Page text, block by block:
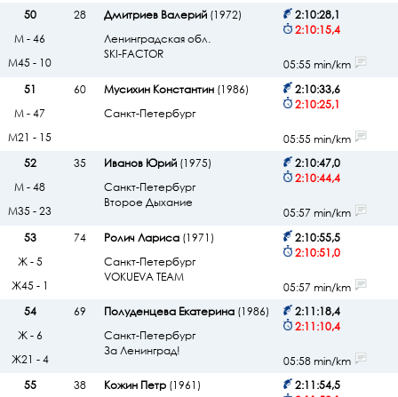
50
28 Дмитриев Валерий(1972)
Ленинградская обл.
SKI-FACTOR
2:10:28,1
2:10:15,4
М - 46
М45 - 10
05:55 min/km
51
60 Мусихин Константин(1986)
Санкт-Петербург
2:10:33,6
2:10:25,1
М - 47
М21 - 15
05:55 min/km
52
35 Иванов Юрий(1975)
Санкт-Петербург
Второе Дыхание
2:10:47,0
2:10:44,4
М - 48
М35 - 23
05:57 min/km
53
74 Ролич Лариса(1971)
Санкт-Петербург
VOKUEVA TEAM
2:10:55,5
2:10:51,0
Ж - 5
Ж45 - 1
05:57 min/km
54
69 Полуденцева Екатерина(1986)
Санкт-Петербург
За Ленинград!
2:11:18,4
2:11:10,4
Ж - 6
Ж21 - 4
05:58 min/km
55
38 Кожин Петр(1961)
2:11:54,5